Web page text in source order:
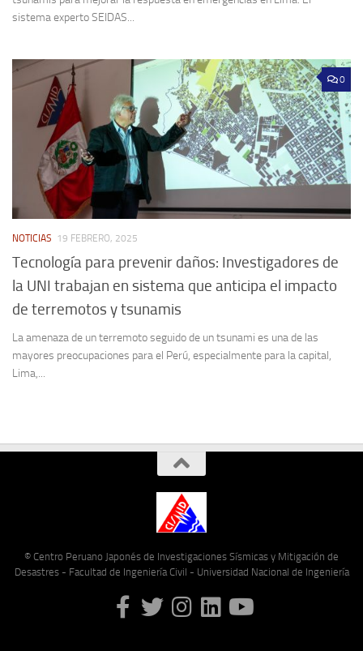
sistema experto SEIDAS...
0
NOTICIAS 19 FEBRERO, 2025
Tecnología para prevenir daños: Investigadores de
la UNI trabajan en sistema que anticipa el impacto
de terremotos y tsunamis
La amenaza de un terremoto seguido de un tsunami es una de las
mayores preocupaciones para el Perú, especialmente para la capital,
Lima,...
© Centro Peruano Japonés de Investigaciones Sísmicas y Mitigación de
Desastres - Facultad de Ingeniería Civil - Universidad Nacional de Ingeniería